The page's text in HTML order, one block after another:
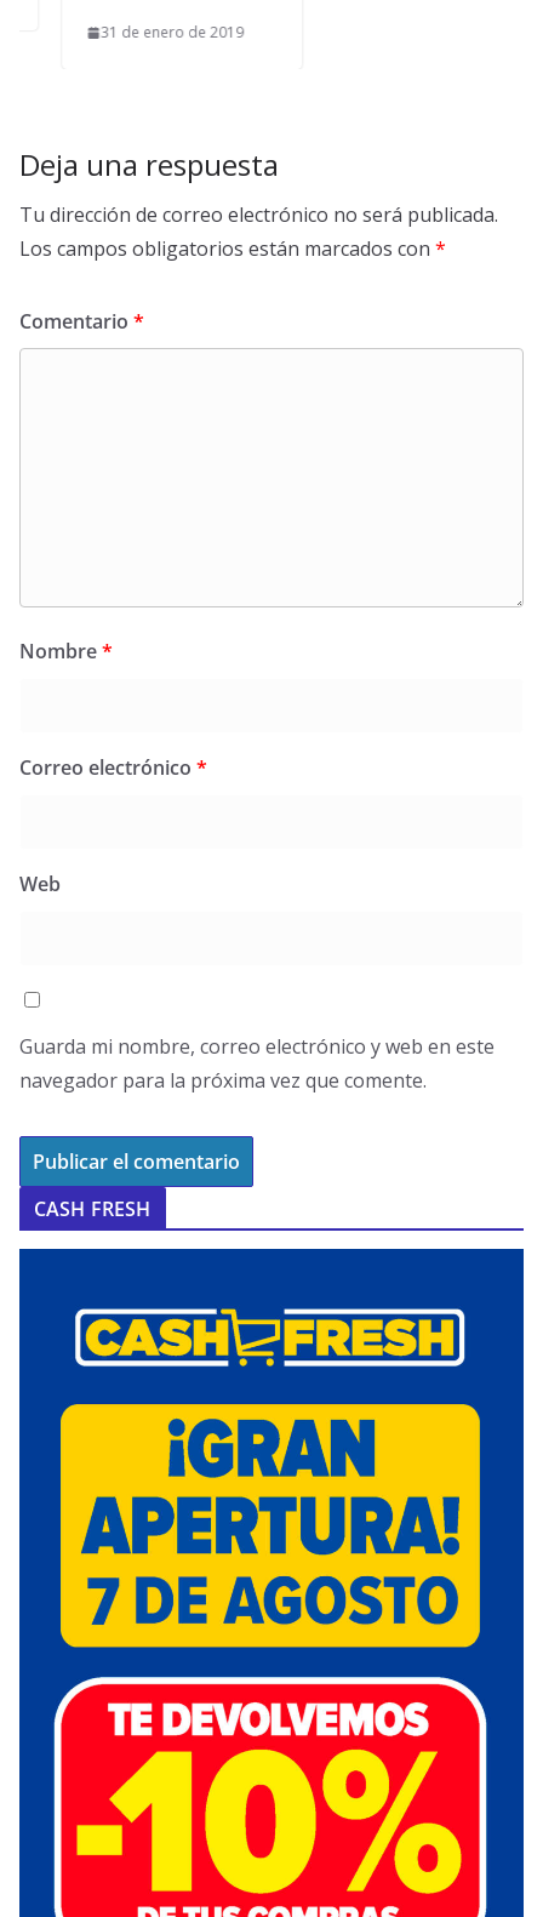
31 de enero de 2019
Deja una respuesta
Tu dirección de correo electrónico no será publicada.
Los campos obligatorios están marcados con *
Comentario *
Nombre*
Correo electrónico *
Web
Guarda mi nombre, correo electrónico y web en este
navegador para la próxima vez que comente.
CASH FRESH